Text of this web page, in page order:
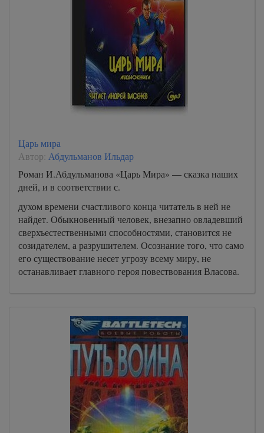
Царь мира
Автор: Абдульманов Ильдар
Роман И.Абдульманова «Царь Мира» — сказка наших
дней, и в соответствии с.
духом времени счастливого конца читатель в ней не
найдет. Обыкновенный человек, внезапно овладевший
сверхъестественными способностями, становится не
созидателем, а разрушителем. Осознание того, что само
его существование несет угрозу всему миру, не
останавливает главного героя повествования Власова.